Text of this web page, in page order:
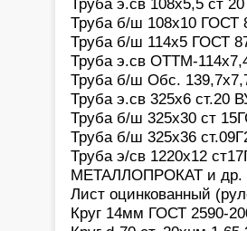
Труба б/ш 108х10 ГОСТ
Труба б/ш 114х5 ГОСТ
Труба э.св ОТТМ-
Труба б/ш Обс.
Труба э.св 325х6 ст.20
Труба б/ш 325х30 ст
Труба б/ш 325х36
Труба э/св 1220х12
МЕТАЛЛОПРОКАТ и др.
Лист оцинкованный
Круг 14мм ГОСТ 2590-